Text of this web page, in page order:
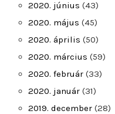
2020. június (43)
2020. május (45)
2020. április (50)
2020. március (59)
2020. február (33)
2020. január (31)
2019. december (28)